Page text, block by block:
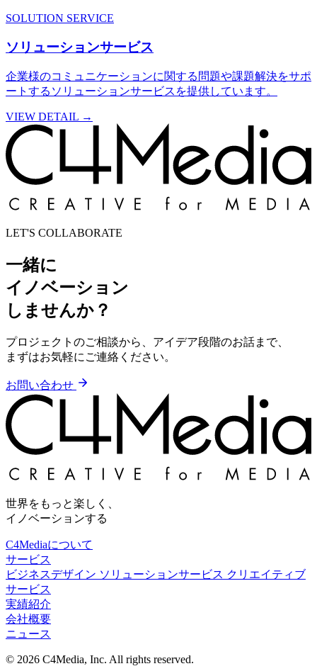
SOLUTION SERVICE
ソリューションサービス
企業様のコミュニケーションに関する問題や課題解決をサポ
ートするソリューションサービスを提供しています。
VIEW DETAIL →
LET'S COLLABORATE
一緒に
イノベーション
しませんか？
プロジェクトのご相談から、アイデア段階のお話まで、
まずはお気軽にご連絡ください。
お問い合わせ
世界をもっと楽しく、
イノベーションする
C4Mediaについて
サービス
ビジネスデザイン ソリューションサービス クリエイティブ
サービス
実績紹介
会社概要
ニュース
© 2026 C4Media, Inc. All rights reserved.